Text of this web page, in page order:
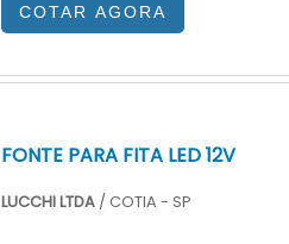
E14, soquetes para lâmpadas
soquetes para lâmpadas
COTAR AGORA
FONTE PARA FITA LED 12V
LUCCHI LTDA/ COTIA - SP